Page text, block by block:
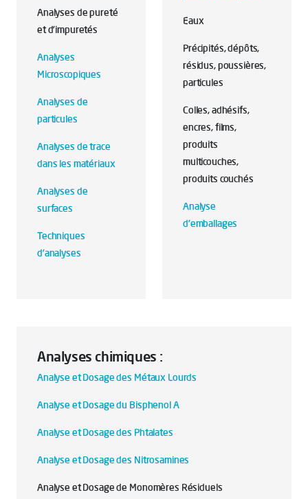
Analyses de pureté
et d'impuretés
Analyses
Microscopiques
Analyses de
particules
Analyses de trace
dans les matériaux
Analyses de
surfaces
Techniques
d'analyses
Eaux
Précipités, dépôts,
résidus, poussières,
particules
Colles, adhésifs,
encres, films,
produits
multicouches,
produits couchés
Analyse
d'emballages
Analyses chimiques :
Analyse et Dosage des Métaux Lourds
Analyse et Dosage du Bisphenol A
Analyse et Dosage des Phtalates
Analyse et Dosage des Nitrosamines
Analyse et Dosage de Monomères Résiduels